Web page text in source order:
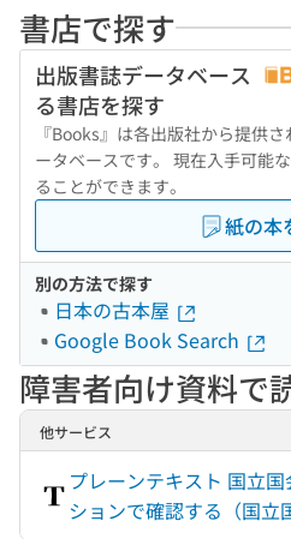
書店で探す
出版書誌データベース
る書店を探す
『Books』は各出版社から提供
ータベースです。 現在入手可能
ることができます。
紙の本
別の方法で探す
日本の古本屋
Google Book Search
障害者向け資料で
他サービス
プレーンテキスト 国立
ションで確認する（国立